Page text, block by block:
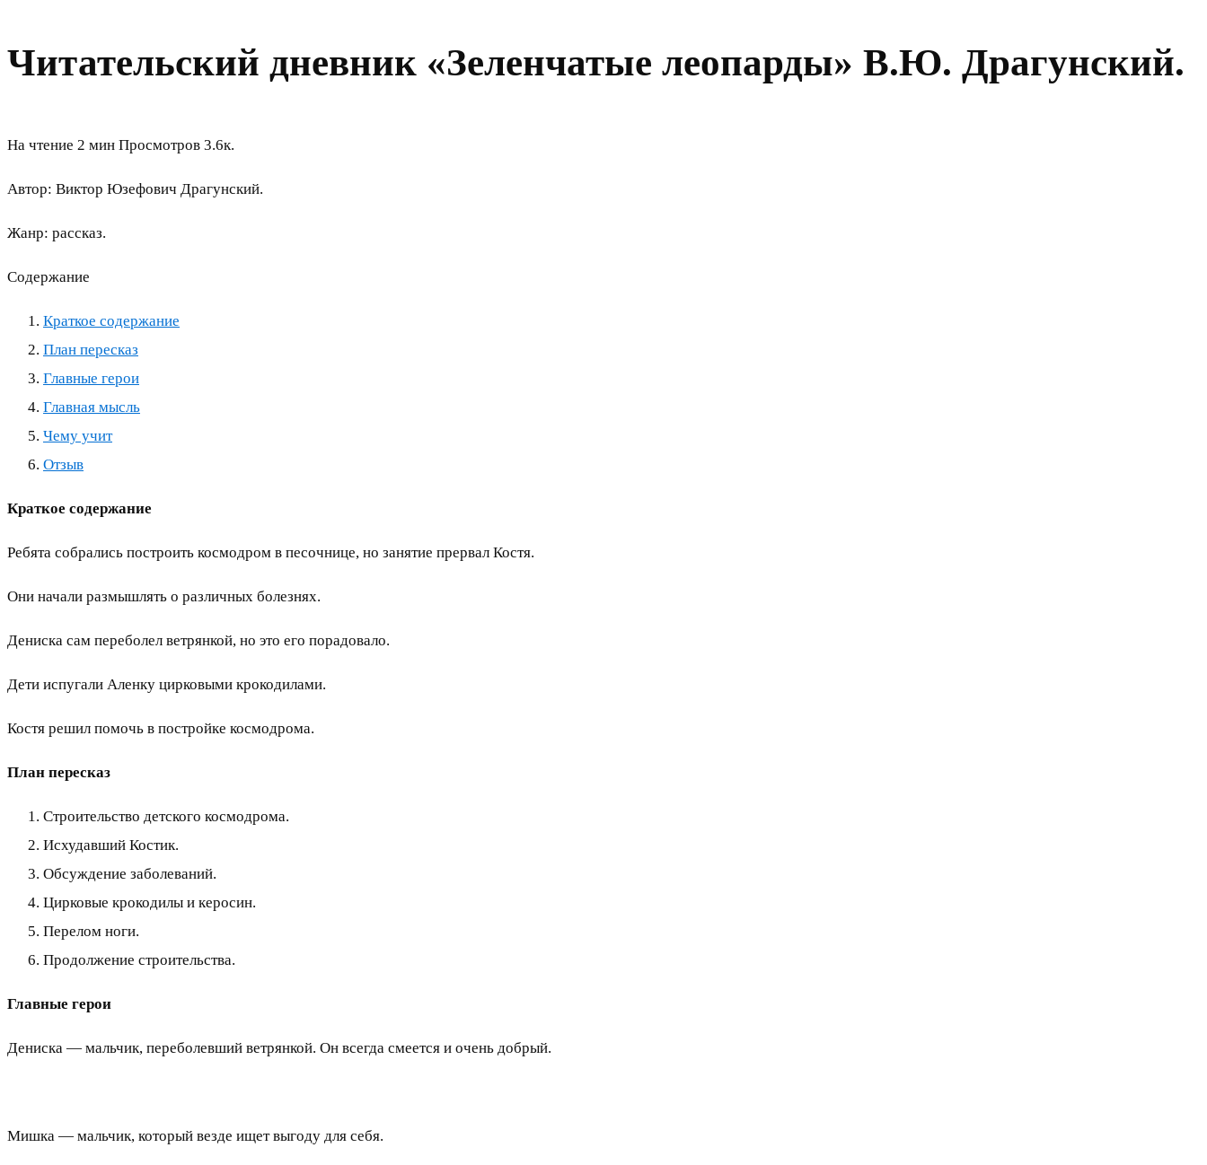
Читательский дневник «Зеленчатые леопарды» В.Ю. Драгунский.
На чтение 2 мин Просмотров 3.6к.
Автор: Виктор Юзефович Драгунский.
Жанр: рассказ.
Содержание
Краткое содержание
План пересказ
Главные герои
Главная мысль
Чему учит
Отзыв
Краткое содержание
Ребята собрались построить космодром в песочнице, но занятие прервал Костя.
Они начали размышлять о различных болезнях.
Дениска сам переболел ветрянкой, но это его порадовало.
Дети испугали Аленку цирковыми крокодилами.
Костя решил помочь в постройке космодрома.
План пересказ
Строительство детского космодрома.
Исхудавший Костик.
Обсуждение заболеваний.
Цирковые крокодилы и керосин.
Перелом ноги.
Продолжение строительства.
Главные герои
Дениска — мальчик, переболевший ветрянкой. Он всегда смеется и очень добрый.
Мишка — мальчик, который везде ищет выгоду для себя.